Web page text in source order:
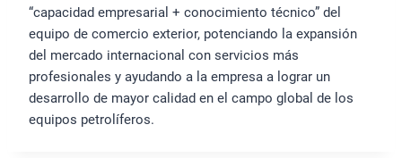
“capacidad empresarial + conocimiento técnico” del
equipo de comercio exterior, potenciando la expansión
del mercado internacional con servicios más
profesionales y ayudando a la empresa a lograr un
desarrollo de mayor calidad en el campo global de los
equipos petrolíferos.